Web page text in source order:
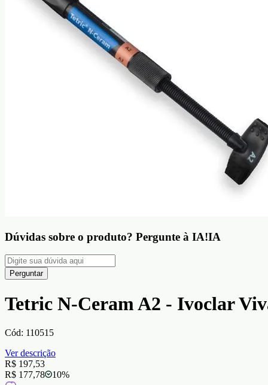
Dúvidas sobre o produto? Pergunte à IA!IA
Perguntar
Tetric N-Ceram A2 - Ivoclar
Cód: 110515
Ver descrição
R$ 197,53
R$ 177,78
10%